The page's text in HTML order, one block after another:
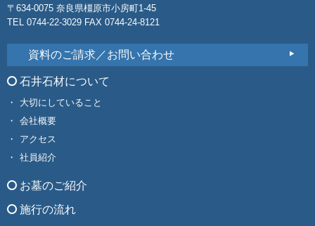
〒634-0075 奈良県橿原市小房町1-45
TEL 0744-22-3029 FAX 0744-24-8121
資料のご請求／お問い合わせ
石井石材について
大切にしていること
会社概要
アクセス
社員紹介
お墓のご紹介
施行の流れ